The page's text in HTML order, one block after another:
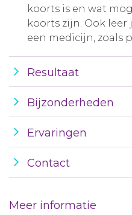
koorts is en wat
koorts zijn. Ook
een medicijn, zoals
Resultaat
Bijzonderheden
Ervaringen
Contact
Meer informatie